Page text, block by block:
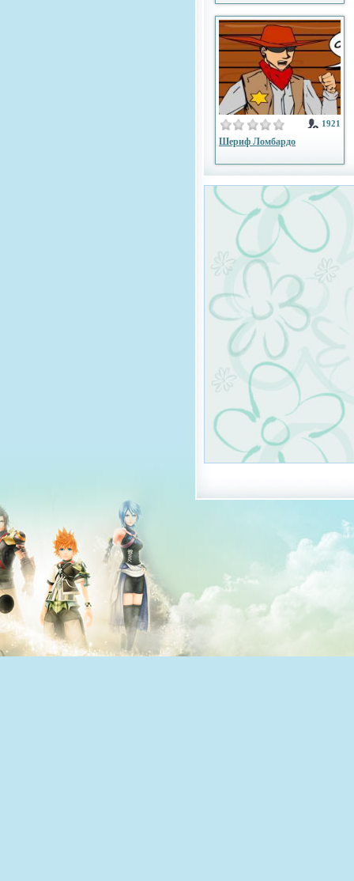
1921
Шериф Ломбардо